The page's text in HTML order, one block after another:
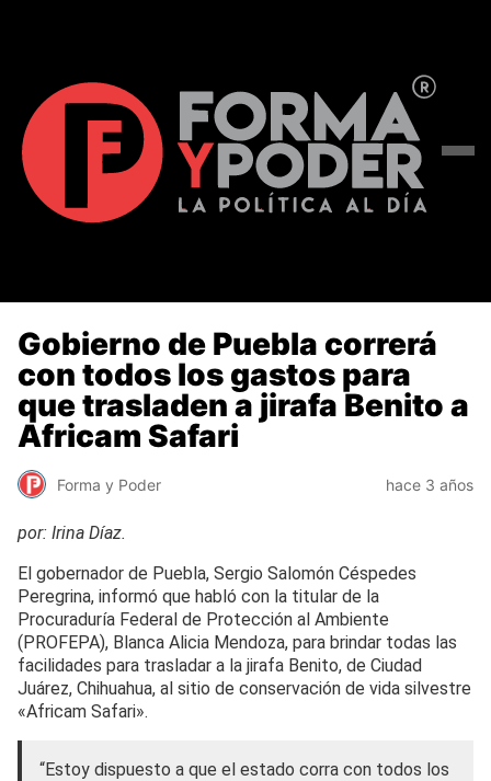
Gobierno de Puebla correrá
con todos los gastos para
que trasladen a jirafa Benito a
Africam Safari
Forma y Poder hace 3 años
por: Irina Díaz.
El gobernador de Puebla, Sergio Salomón Céspedes
Peregrina, informó que habló con la titular de la
Procuraduría Federal de Protección al Ambiente
(PROFEPA), Blanca Alicia Mendoza, para brindar todas las
facilidades para trasladar a la jirafa Benito, de Ciudad
Juárez, Chihuahua, al sitio de conservación de vida silvestre
«Africam Safari».
“Estoy dispuesto a que el estado corra con todos los